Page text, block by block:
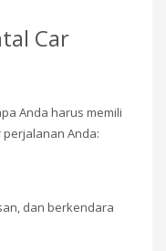
Car
Anda harus memili
perjalanan Anda:
dan berkendara